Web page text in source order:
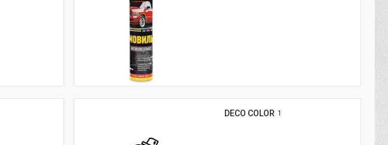
DECO COLOR 1